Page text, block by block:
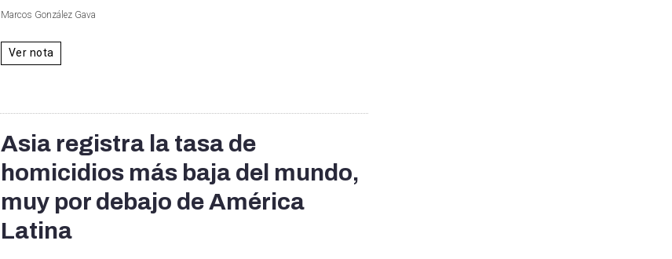
Marcos González Gava
Ver nota
Asia registra la tasa de
homicidios más baja del mundo,
muy por debajo de América
Latina